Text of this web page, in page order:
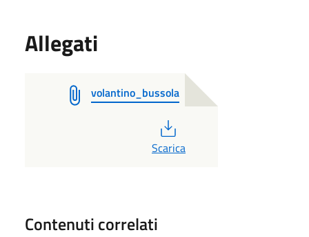
Allegati
volantino_bussola
Scarica
Contenuti correlati